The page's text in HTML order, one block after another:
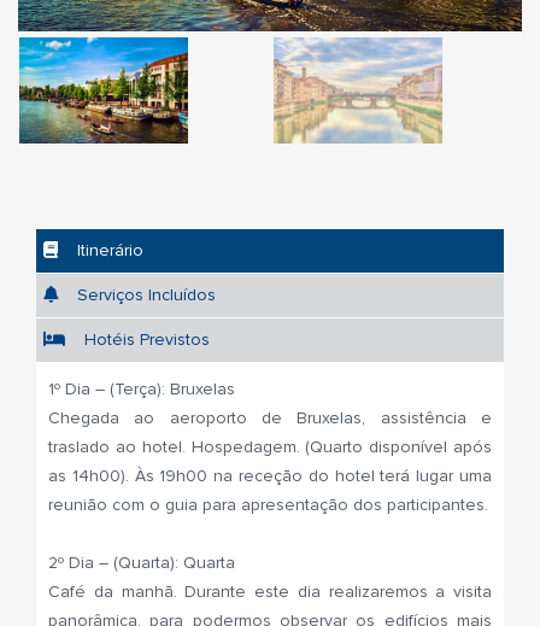
Itinerário
Serviços Incluídos
Hotéis Previstos
1º Dia – (Terça): Bruxelas
Chegada ao aeroporto de Bruxelas, assistência e
traslado ao hotel. Hospedagem. (Quarto disponível após
as 14h00). Às 19h00 na receção do hotel terá lugar uma
reunião com o guia para apresentação dos participantes.
2º Dia – (Quarta): Quarta
Café da manhã. Durante este dia realizaremos a visita
panorâmica, para podermos observar os edifícios mais